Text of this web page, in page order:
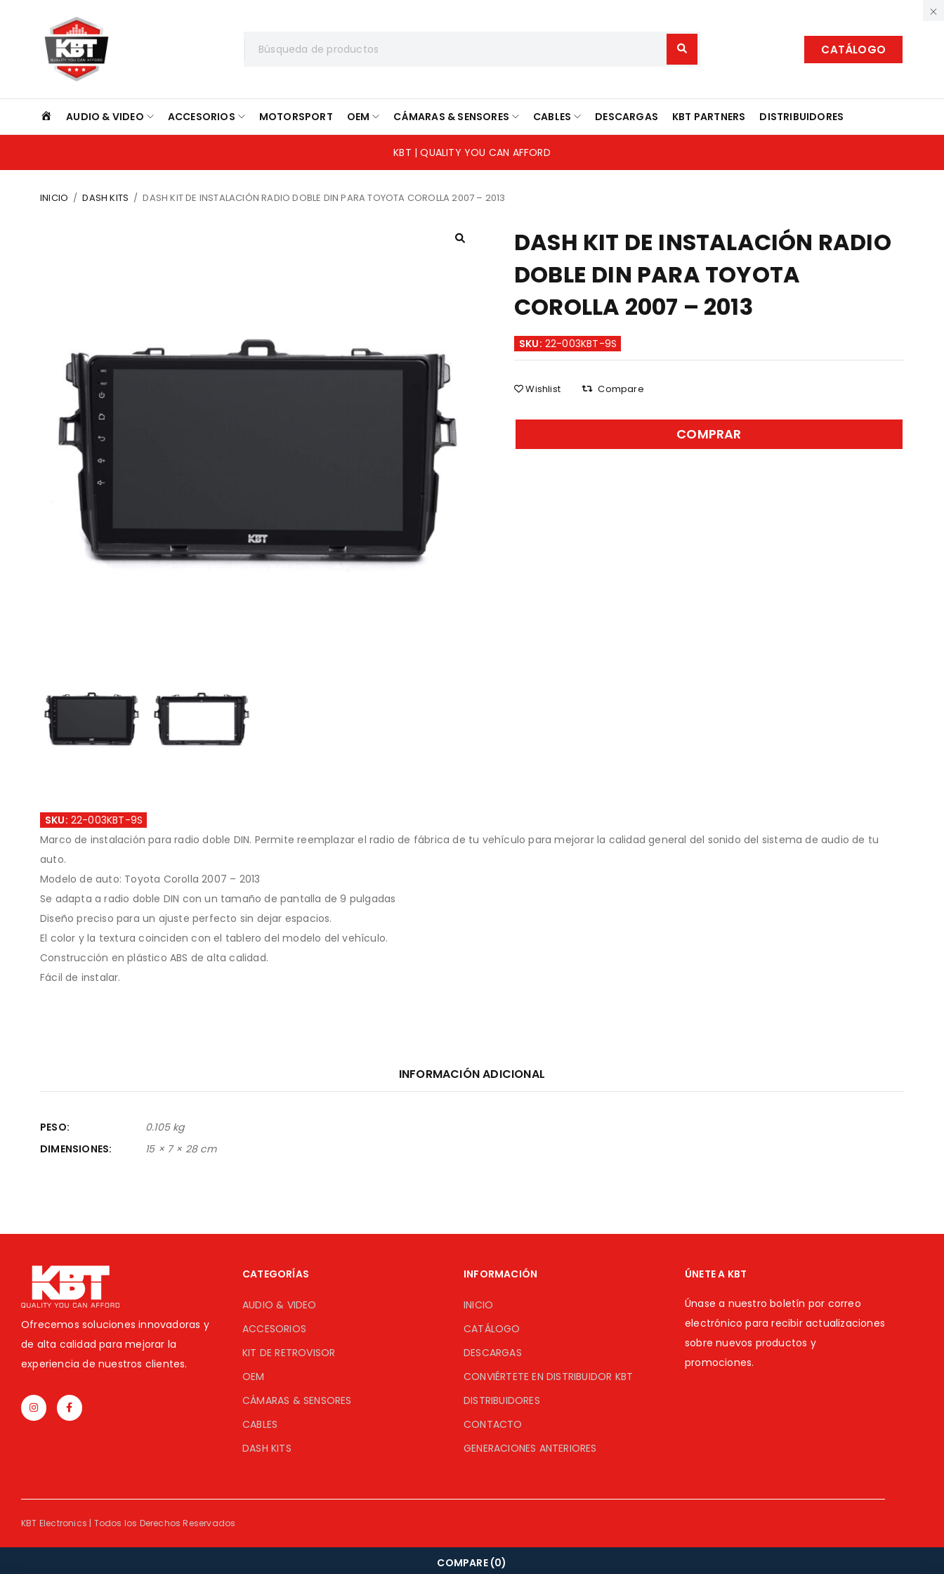
CATÁLOGO
INICIO
AUDIO & VIDEO ACCESORIOS MOTORSPORT OEM CÁMARAS & SENSORES CABLES DESCARGAS KBT PARTNERS DISTRIBUIDORES
KBT | QUALITY YOU CAN AFFORD
INICIO / DASH KITS / DASH KIT DE INSTALACIÓN RADIO DOBLE DIN PARA TOYOTA COROLLA 2007 – 2013
DASH KIT DE INSTALACIÓN RADIO
DOBLE DIN PARA TOYOTA
COROLLA 2007 – 2013
SKU: 22-003KBT-9S
Wishlist Compare
COMPRAR
SKU: 22-003KBT-9S
Marco de instalación para radio doble DIN. Permite reemplazar el radio de fábrica de tu vehículo para mejorar la calidad general del sonido del sistema de audio de tu
auto.
Modelo de auto: Toyota Corolla 2007 – 2013
Se adapta a radio doble DIN con un tamaño de pantalla de 9 pulgadas
Diseño preciso para un ajuste perfecto sin dejar espacios.
El color y la textura coinciden con el tablero del modelo del vehículo.
Construcción en plástico ABS de alta calidad.
Fácil de instalar.
INFORMACIÓN ADICIONAL
PESO
0.105 kg
DIMENSIONES
15 × 7 × 28 cm
Ofrecemos soluciones innovadoras y
de alta calidad para mejorar la
experiencia de nuestros clientes.
CATEGORÍAS
AUDIO & VIDEO
ACCESORIOS
KIT DE RETROVISOR
OEM
CÁMARAS & SENSORES
CABLES
DASH KITS
INFORMACIÓN
INICIO
CATÁLOGO
DESCARGAS
CONVIÉRTETE EN DISTRIBUIDOR KBT
DISTRIBUIDORES
CONTACTO
GENERACIONES ANTERIORES
ÚNETE A KBT
Únase a nuestro boletín por correo
electrónico para recibir actualizaciones
sobre nuevos productos y
promociones.
KBT Electronics | Todos los Derechos Reservados
COMPARE (0)